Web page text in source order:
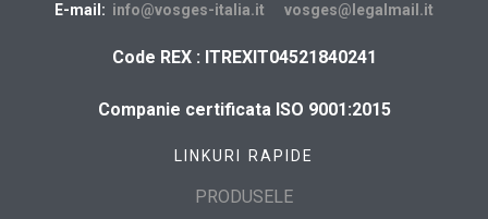
E-mail: info@vosges-italia.it vosges@legalmail.it
Code REX : ITREXIT04521840241
Companie certificata ISO 9001:2015
LINKURI RAPIDE
PRODUSELE